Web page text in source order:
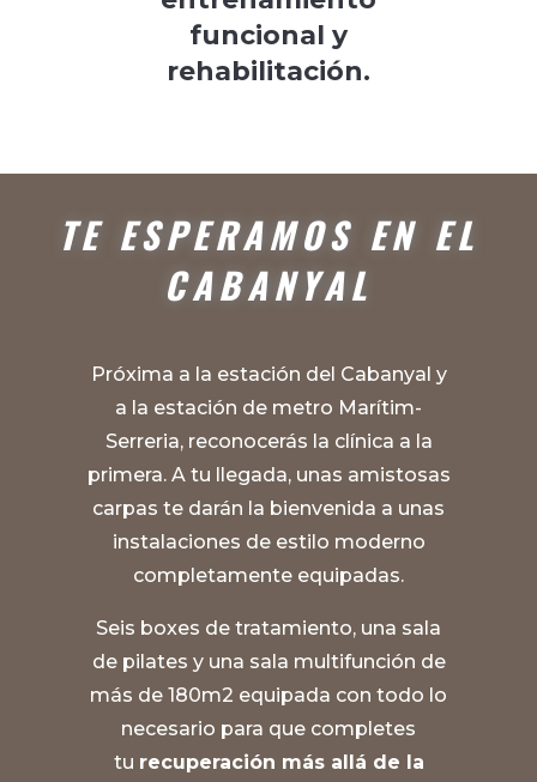
funcional y
rehabilitación.
TE ESPERAMOS EN EL
CABANYAL
Próxima a la estación del Cabanyal y
a la estación de metro Marítim-
Serreria, reconocerás la clínica a la
primera. A tu llegada, unas amistosas
carpas te darán la bienvenida a unas
instalaciones de estilo moderno
completamente equipadas.
Seis boxes de tratamiento, una sala
de pilates y una sala multifunción de
más de 180m2 equipada con todo lo
necesario para que completes
tu recuperación más allá de la